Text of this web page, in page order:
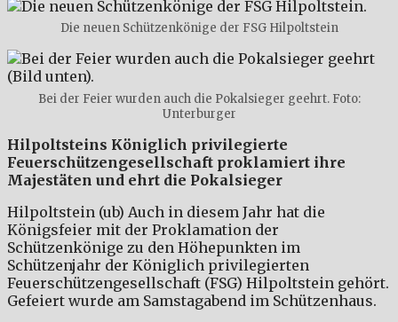
Die neuen Schützenkönige der FSG Hilpoltstein
Bei der Feier wurden auch die Pokalsieger geehrt. Foto:
Unterburger
Hilpoltsteins Königlich privilegierte
Feuerschützengesellschaft proklamiert ihre
Majestäten und ehrt die Pokalsieger
Hilpoltstein (ub) Auch in diesem Jahr hat die
Königsfeier mit der Proklamation der
Schützenkönige zu den Höhepunkten im
Schützenjahr der Königlich privilegierten
Feuerschützengesellschaft (FSG) Hilpoltstein gehört.
Gefeiert wurde am Samstagabend im Schützenhaus.